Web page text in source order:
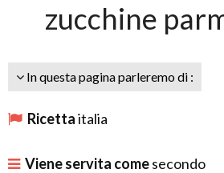
zucchine
In questa pagina parleremo di :
Ricettaitalia
Viene servita comesecondo